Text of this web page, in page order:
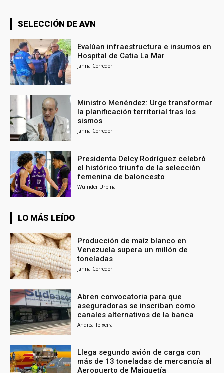
SELECCIÓN DE AVN
Evalúan infraestructura e insumos en
Hospital de Catia La Mar
Janna Corredor
Ministro Menéndez: Urge transformar
la planificación territorial tras los
sismos
Janna Corredor
Presidenta Delcy Rodríguez celebró
el histórico triunfo de la selección
femenina de baloncesto
Wuinder Urbina
LO MÁS LEÍDO
Producción de maíz blanco en
Venezuela supera un millón de
toneladas
Janna Corredor
Abren convocatoria para que
aseguradoras se inscriban como
canales alternativos de la banca
Andrea Teixeira
Llega segundo avión de carga con
más de 13 toneladas de mercancía al
Aeropuerto de Maiquetía